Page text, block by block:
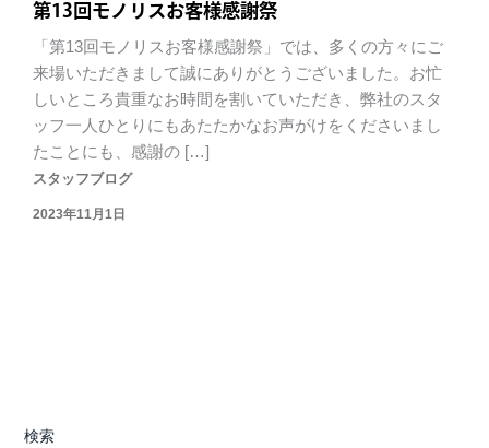
第13回モノリスお客様感謝祭
「第13回モノリスお客様感謝祭」では、多くの方々にご
来場いただきまして誠にありがとうございました。お忙
しいところ貴重なお時間を割いていただき、弊社のスタ
ッフ一人ひとりにもあたたかなお声がけをくださいまし
たことにも、感謝の […]
スタッフブログ
2023年11月1日
検索